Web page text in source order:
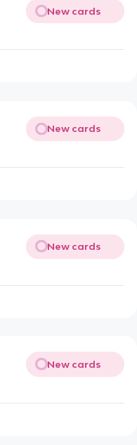
New cards
New cards
New cards
New cards